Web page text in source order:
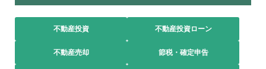
不動産投資 不動産投資ローン
不動産売却 節税・確定申告